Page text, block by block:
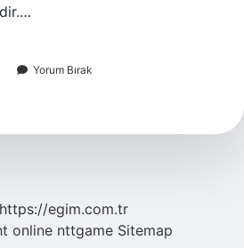
Yorum Bırak
https://egim.com.tr
online nttgame Sitemap